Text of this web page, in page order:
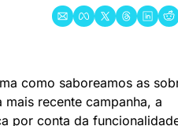
como saboreamos as
recente campanha, a
por conta da